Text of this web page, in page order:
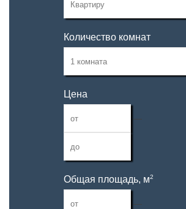
Количество комнат
Цена
—
Общая площадь, м2
—